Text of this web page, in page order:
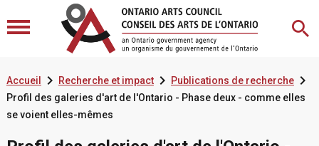
Accueil  Recherche et impact Publications de recherche
Profil des galeries d'art de l'Ontario - Phase deux - comme elles
se voient elles-mêmes